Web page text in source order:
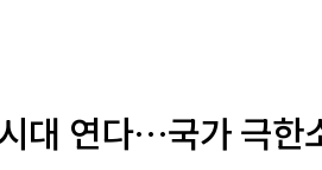
연다…국가 극한